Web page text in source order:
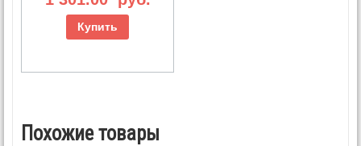
Купить
Похожие товары